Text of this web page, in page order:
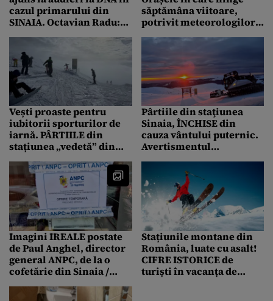
cazul primarului din
SINAIA. Octavian Radu:
săptămâna viitoare,
potrivit meteorologilor
Vești proaste pentru
iubitorii sporturilor de
iarnă. PÂRTIILE din
stațiunea „vedetă” din
„revizie tehnică”
Pârtiile din staţiunea
Sinaia, ÎNCHISE din
cauza vântului puternic.
Avertismentul
Imagini IREALE postate
de Paul Anghel, director
general ANPC, de la o
cofetărie din Sinaia /
flagrante, dar și
Stațiunile montane din
România, luate cu asalt!
CIFRE ISTORICE de
turiști în vacanța de